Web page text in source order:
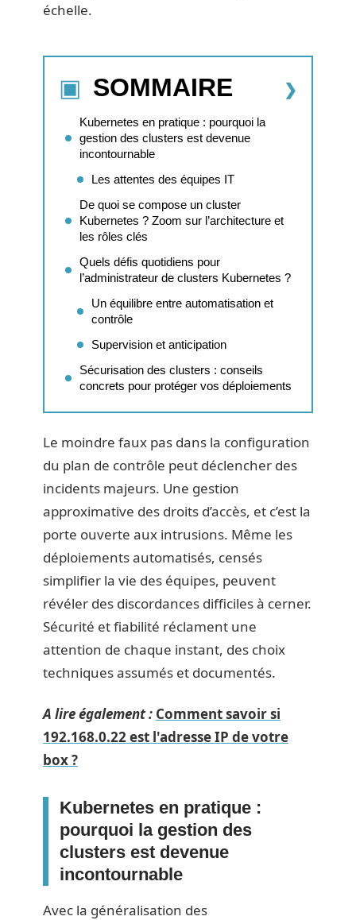
échelle.
SOMMAIRE
Kubernetes en pratique : pourquoi la
gestion des clusters est devenue
incontournable
Les attentes des équipes IT
De quoi se compose un cluster
Kubernetes ? Zoom sur l’architecture et
les rôles clés
Quels défis quotidiens pour
l’administrateur de clusters Kubernetes ?
Un équilibre entre automatisation et
contrôle
Supervision et anticipation
Sécurisation des clusters : conseils
concrets pour protéger vos déploiements
Le moindre faux pas dans la configuration
du plan de contrôle peut déclencher des
incidents majeurs. Une gestion
approximative des droits d’accès, et c’est la
porte ouverte aux intrusions. Même les
déploiements automatisés, censés
simplifier la vie des équipes, peuvent
révéler des discordances difficiles à cerner.
Sécurité et fiabilité réclament une
attention de chaque instant, des choix
techniques assumés et documentés.
A lire également : Comment savoir si
192.168.0.22 est l'adresse IP de votre
box ?
Kubernetes en pratique :
pourquoi la gestion des
clusters est devenue
incontournable
Avec la généralisation des